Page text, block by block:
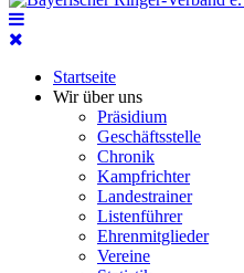
Startseite
Wir über uns
Präsidium
Geschäftsstelle
Chronik
Kampfrichter
Landestrainer
Listenführer
Ehrenmitglieder
Vereine